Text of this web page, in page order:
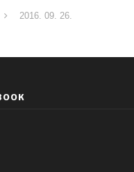
2016. 09. 26.